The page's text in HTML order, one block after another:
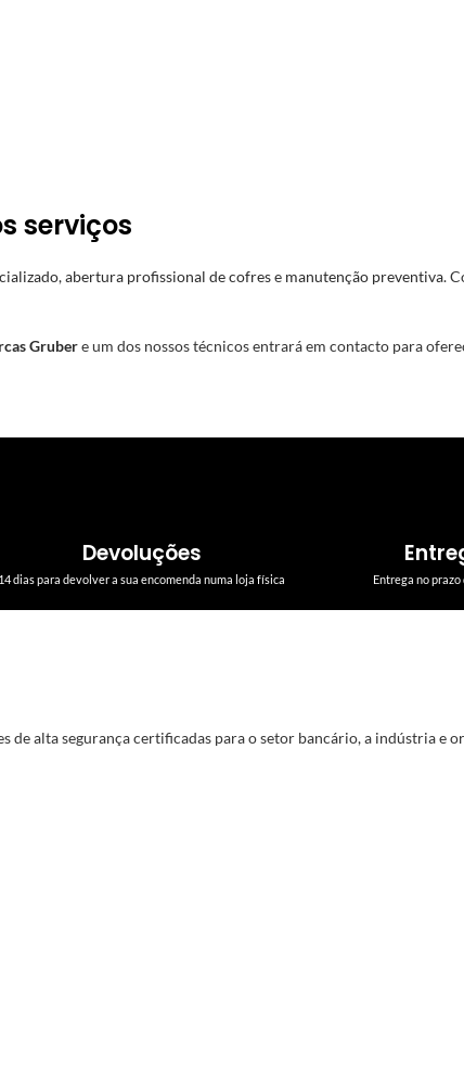
serviços
,abertura profissional de cofrese manutenção preventiva.
Grubere um dos nossos técnicos entrará em contacto para
Devoluções
14 dias para devolver a sua encomenda numa loja física Entrega no
de alta segurança certificadas para o setor bancário, a indústria e